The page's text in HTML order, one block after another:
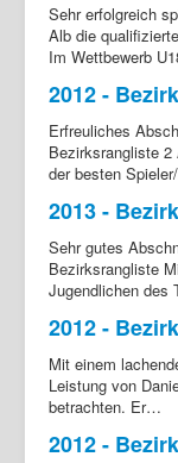
Sehr erfolgreich
Alb die
Im Wettbewerb
2012 -
Erfreuliches
Bezirksrangliste
der besten
2013 -
Sehr gutes
Bezirksrangliste
Jugendlichen des
2012 -
Mit einem
Leistung von
betrachten. Er…
2012 -